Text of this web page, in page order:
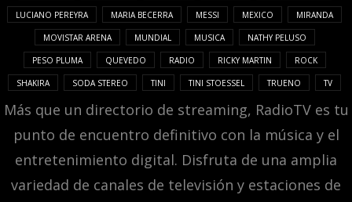
LUCIANO PEREYRA MARIA BECERRA MESSI MEXICO MIRANDA
MOVISTAR ARENA MUNDIAL MUSICA NATHY PELUSO
PESO PLUMA QUEVEDO RADIO RICKY MARTIN ROCK
SHAKIRA SODA STEREO TINI TINI STOESSEL TRUENO TV
Más que un directorio de streaming, RadioTV es tu
punto de encuentro definitivo con la música y el
entretenimiento digital. Disfruta de una amplia
variedad de canales de televisión y estaciones de